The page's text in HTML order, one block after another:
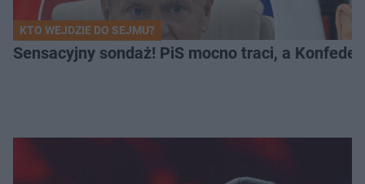
KTO WEJDZIE DO SEJMU?
Sensacyjny sondaż! PiS mocno traci, a